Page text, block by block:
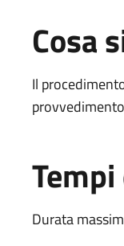
Cosa
Il
Durata